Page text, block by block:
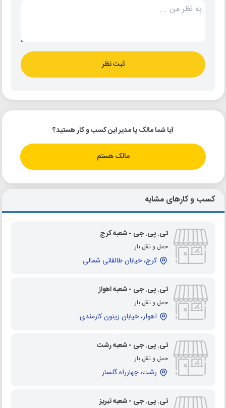
ثبت نظر
آیا شما مالک یا مدیر این کسب و کار هستید؟
مالک هستم
کسب و کارهای مشابه
تی. پی. جی - شعبه کرج
حمل و نقل بار
کرج، خیابان طالقانی شمالی
تی. پی. جی - شعبه اهواز
حمل و نقل بار
اهواز، خیابان زیتون کارمندی
تی. پی. جی - شعبه رشت
حمل و نقل بار
رشت، چهارراه گلسار
تی. پی. جی - شعبه تبریز